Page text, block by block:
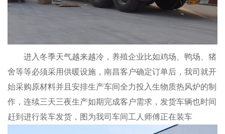
进入冬季天气越来越冷，养殖企业比如鸡场、鸭场、猪
舍等等必须采用供暖设施，南昌客户确定订单后，我司就开
始采购原材料并且安排生产车间全力投入生物质热风炉的制
作，连续三天三夜生产如期完成客户需求，发货车辆也时间
赶到进行装车发货，图为我司车间工人师傅正在装车